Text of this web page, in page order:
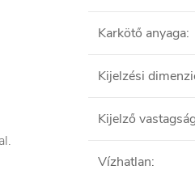
Karkötő anyaga:
Kijelzési
Kijelző
Vízhatlan: